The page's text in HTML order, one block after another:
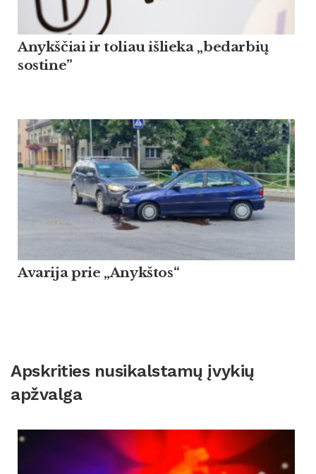
Anykščiai ir toliau išlieka „bedarbių
sostine”
Avarija prie „Anykštos“
Apskrities nusikalstamų įvykių
apžvalga